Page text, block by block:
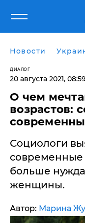
Новости
ДИАЛОГ
20 августа 2021, 08:59
О чем
возрастов:
Социологи
больше
женщины.
Автор: Марина